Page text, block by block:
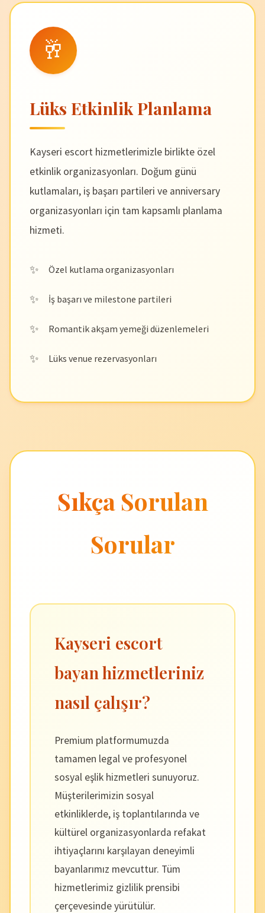
🥂
Lüks Etkinlik Planlama
Kayseri escort hizmetlerimizle birlikte özel
etkinlik organizasyonları. Doğum günü
kutlamaları, iş başarı partileri ve anniversary
organizasyonları için tam kapsamlı planlama
hizmeti.
Özel kutlama organizasyonları
İş başarı ve milestone partileri
Romantik akşam yemeği düzenlemeleri
Lüks venue rezervasyonları
Sıkça Sorulan
Sorular
Kayseri escort
bayan hizmetleriniz
nasıl çalışır?
Premium platformumuzda
tamamen legal ve profesyonel
sosyal eşlik hizmetleri sunuyoruz.
Müşterilerimizin sosyal
etkinliklerde, iş toplantılarında ve
kültürel organizasyonlarda refakat
ihtiyaçlarını karşılayan deneyimli
bayanlarımız mevcuttur. Tüm
hizmetlerimiz gizlilik prensibi
çerçevesinde yürütülür.